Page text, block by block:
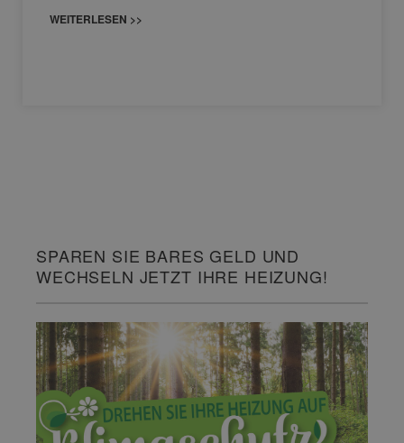
WEITERLESEN >>
SPAREN SIE BARES GELD UND
WECHSELN JETZT IHRE HEIZUNG!